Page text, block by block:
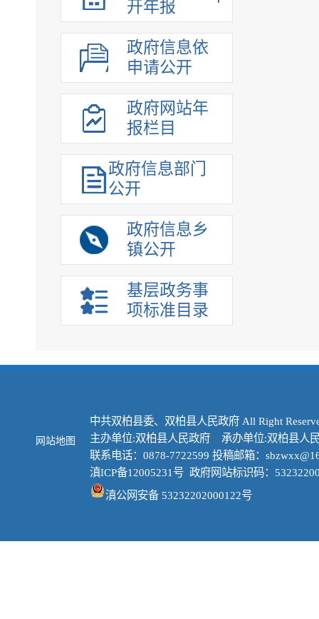
开年报
政府信息依
申请公开
政府网站年
报栏目
政府信息部门
公开
政府信息乡
镇公开
基层政务事
项标准目录
网站地图
中共双柏县委、双柏县人民政府 All Right
主办单位:双柏县人民政府 承办单位:双柏县人
联系电话：0878-7722599 投稿邮箱：
滇ICP备12005231号 政府网站标识码：
滇公网安备 53232202000122号